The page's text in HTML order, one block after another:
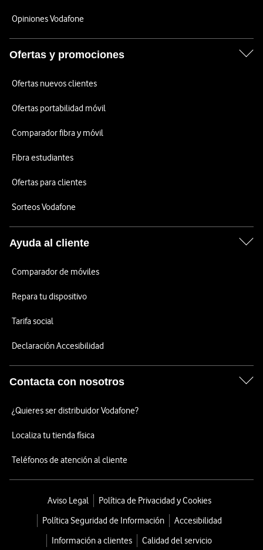
Opiniones Vodafone
Ofertas y promociones
Ofertas nuevos clientes
Ofertas portabilidad móvil
Comparador fibra y móvil
Fibra estudiantes
Ofertas para clientes
Sorteos Vodafone
Ayuda al cliente
Comparador de móviles
Repara tu dispositivo
Tarifa social
Declaración Accesibilidad
Contacta con nosotros
¿Quieres ser distribuidor Vodafone?
Localiza tu tienda física
Teléfonos de atención al cliente
Aviso Legal
Política de Privacidad y Cookies
Política Seguridad de Información
Accesibilidad
Información a clientes
Calidad del servicio